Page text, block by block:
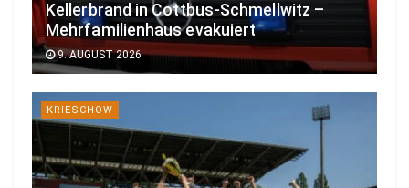
Kellerbrand in Cottbus-Schmellwitz –
Mehrfamilienhaus evakuiert
9. AUGUST 2026
KRIESCHOW